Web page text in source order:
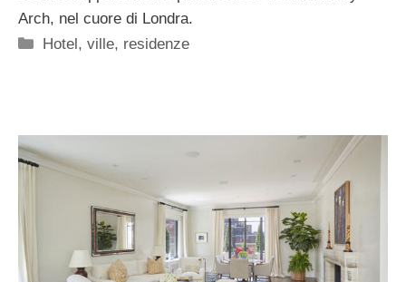
Arch, nel cuore di Londra.
Categorie
Hotel, ville, residenze